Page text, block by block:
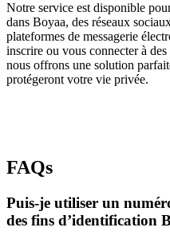
Notre service est disponible
dans Boyaa, des réseaux
plateformes de messagerie
inscrire ou vous connecter à
nous offrons une solution
protégeront votre vie privée.
FAQs
Puis-je utiliser un
des fins d’identification